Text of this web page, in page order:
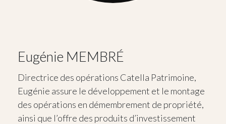
Eugénie MEMBRÉ
Directrice des opérations Catella Patrimoine,
Eugénie assure le développement et le montage
des opérations en démembrement de propriété,
ainsi que l’offre des produits d’investissement